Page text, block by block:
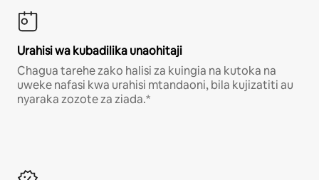
Urahisi wa kubadilika unaohitaji
Chagua tarehe zako halisi za kuingia na kutoka na
uweke nafasi kwa urahisi mtandaoni, bila kujizatiti au
nyaraka zozote za ziada.*